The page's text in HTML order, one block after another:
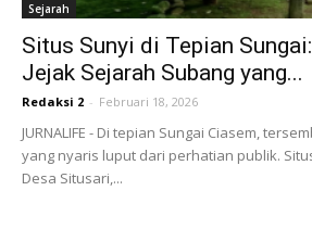
Sejarah
Situs Sunyi di Tepian
Jejak Sejarah Subang yang...
Redaksi 2 - Februari 18, 2026
JURNALIFE - Di tepian Sungai Ciasem,
yang nyaris luput dari perhatian publik.
Desa Situsari,...